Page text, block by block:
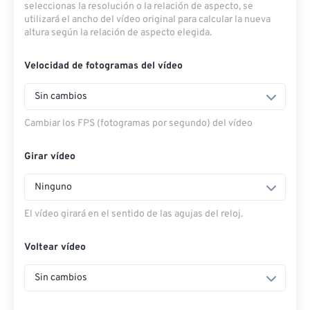
seleccionas la resolución o la relación de aspecto, se
utilizará el ancho del vídeo original para calcular la nueva
altura según la relación de aspecto elegida.
Velocidad de fotogramas del vídeo
Sin cambios
Cambiar los FPS (fotogramas por segundo) del vídeo
Girar vídeo
Ninguno
El vídeo girará en el sentido de las agujas del reloj.
Voltear vídeo
Sin cambios